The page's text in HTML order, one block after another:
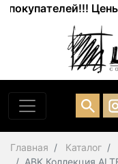
Цены
Главная Каталог
ABK Коллекция